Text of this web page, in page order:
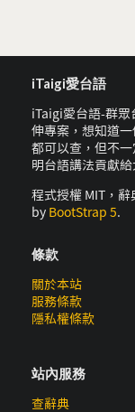
iTaigi愛台語
iTaigi愛台語-群眾
伸專案，想知道
都可以查，但不
明台語講法貢獻
程式授權 MIT，
by BootStrap 5.
條款
關於本站
服務條款
隱私權條款
站內服務
查辭典